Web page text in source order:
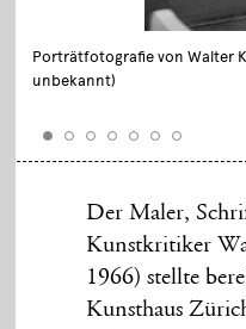
Porträtfotografie von Walter
unbekannt)
Der Maler,
Kunstkritiker
1966) stellte
Kunsthaus